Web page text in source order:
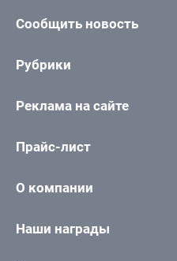
Сообщить новость
Рубрики
Реклама на сайте
Прайс-лист
О компании
Наши награды